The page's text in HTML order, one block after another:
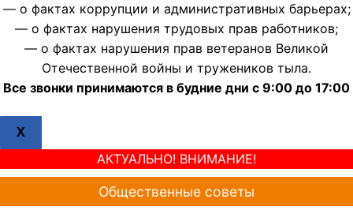
— о фактах коррупции и административных барьерах;
— о фактах нарушения трудовых прав работников;
— о фактах нарушения прав ветеранов Великой
Отечественной войны и тружеников тыла.
Все звонки принимаются в будние дни с 9:00 до 17:00
X
АКТУАЛЬНО! ВНИМАНИЕ!
Общественные советы